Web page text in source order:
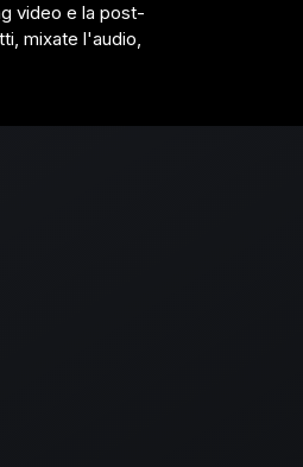
video e la post-
mixate l'audio,